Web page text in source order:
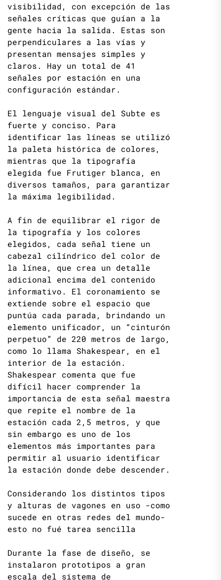
visibilidad, con excepción de las
señales críticas que guían a la
gente hacia la salida. Estas son
perpendiculares a las vías y
presentan mensajes simples y
claros. Hay un total de 41
señales por estación en una
configuración estándar.
El lenguaje visual del Subte es
fuerte y conciso. Para
identificar las líneas se utilizó
la paleta histórica de colores,
mientras que la tipografía
elegida fue Frutiger blanca, en
diversos tamaños, para garantizar
la máxima legibilidad.
A fin de equilibrar el rigor de
la tipografía y los colores
elegidos, cada señal tiene un
cabezal cilíndrico del color de
la línea, que crea un detalle
adicional encima del contenido
informativo. El coronamiento se
extiende sobre el espacio que
puntúa cada parada, brindando un
elemento unificador, un “cinturón
perpetuo” de 220 metros de largo,
como lo llama Shakespear, en el
interior de la estación.
Shakespear comenta que fue
difícil hacer comprender la
importancia de esta señal maestra
que repite el nombre de la
estación cada 2,5 metros, y que
sin embargo es uno de los
elementos más importantes para
permitir al usuario identificar
la estación donde debe descender.
Considerando los distintos tipos
y alturas de vagones en uso -como
sucede en otras redes del mundo-
esto no fué tarea sencilla
Durante la fase de diseño, se
instalaron prototipos a gran
escala del sistema de